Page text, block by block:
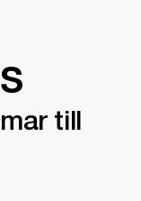
till